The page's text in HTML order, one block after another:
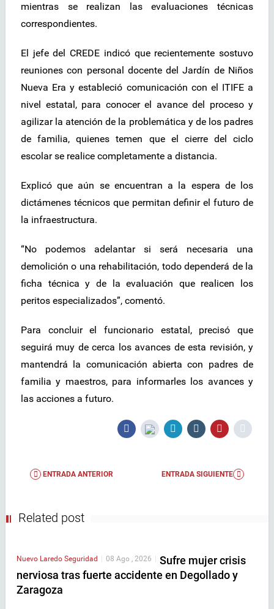
mientras se realizan las evaluaciones técnicas
correspondientes.
El jefe del CREDE indicó que recientemente sostuvo
reuniones con personal docente del Jardín de Niños
Nueva Era y estableció comunicación con el ITIFE a
nivel estatal, para conocer el avance del proceso y
agilizar la atención de la problemática y de los padres
de familia, quienes temen que el cierre del ciclo
escolar se realice completamente a distancia.
Explicó que aún se encuentran a la espera de los
dictámenes técnicos que permitan definir el futuro de
la infraestructura.
“No podemos adelantar si será necesaria una
demolición o una rehabilitación, todo dependerá de la
ficha técnica y de la evaluación que realicen los
peritos especializados”, comentó.
Para concluir el funcionario estatal, precisó que
seguirá muy de cerca los avances de esta revisión, y
mantendrá la comunicación abierta con padres de
familia y maestros, para informarles los avances y
las acciones a futuro.
ENTRADA ANTERIOR ENTRADA SIGUIENTE
Related post
Nuevo Laredo Seguridad 08 Ago , 2026
Sufre mujer crisis
nerviosa tras fuerte accidente en Degollado y
Zaragoza